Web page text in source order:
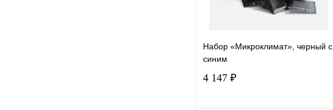
Набор «Микроклимат», черный с
синим
4 147 ₽